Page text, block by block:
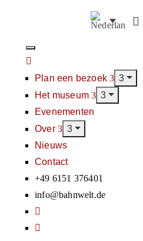
Plan een bezoek
Het museum
Evenementen
Over
Nieuws
Contact
+49 6151 376401
info@bahnwelt.de